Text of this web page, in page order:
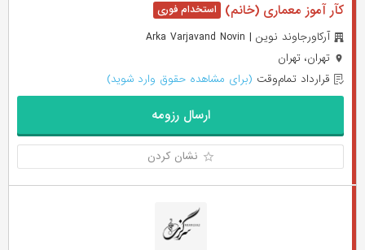
کآر آموز معماری (خانم)
آرکاورجاوند نوین | Arka Varjavand Novin
تهران، تهران
قرارداد تمام‌وقت (برای مشاهده حقوق وارد شوید)
ارسال رزومه
نشان کردن